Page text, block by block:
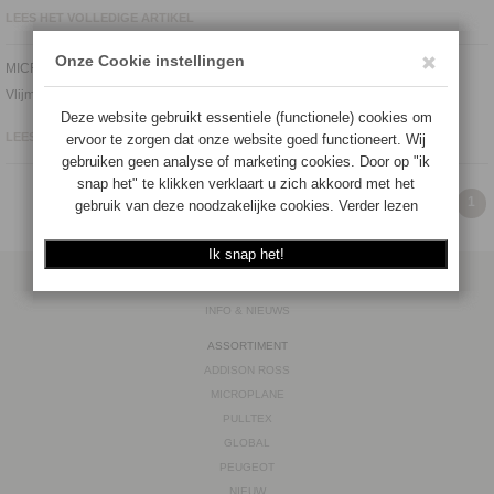
LEES HET VOLLEDIGE ARTIKEL
MICROPLANE RASPEN
Vlijmscherp en daardoor simpelweg de beste rasp!
LEES HET VOLLEDIGE ARTIKEL
INFO & NIEUWS
ASSORTIMENT
ADDISON ROSS
MICROPLANE
PULLTEX
GLOBAL
PEUGEOT
NIEUW